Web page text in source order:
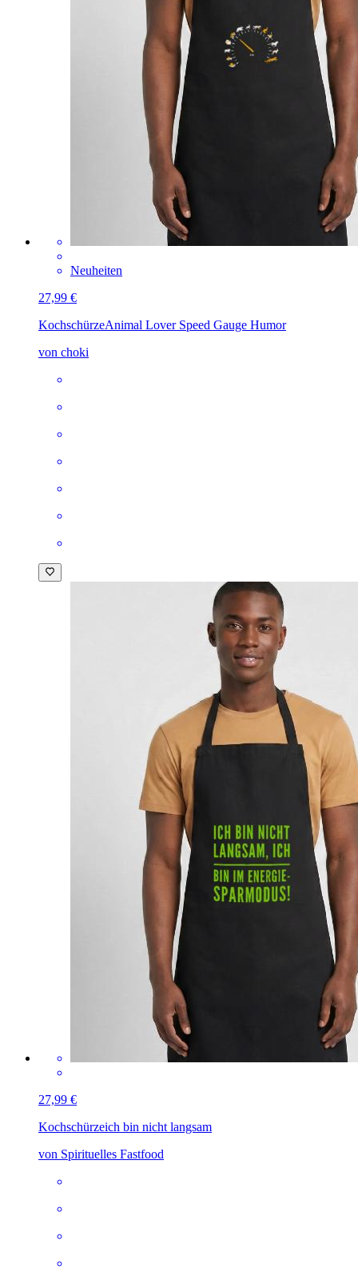
Neuheiten
27,99 €
KochschürzeAnimal Lover Speed Gauge Humor
von choki
27,99 €
Kochschürzeich bin nicht langsam
von Spirituelles Fastfood